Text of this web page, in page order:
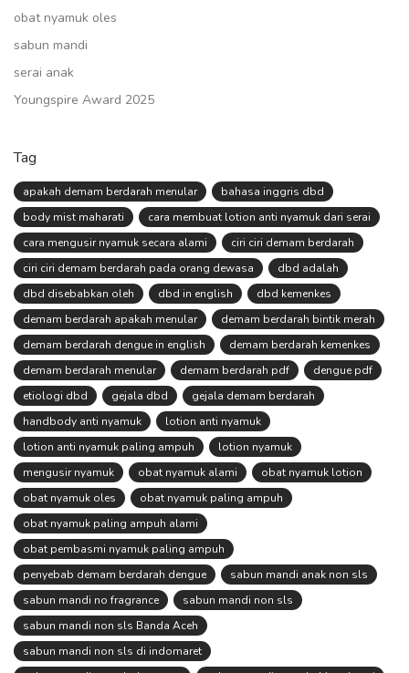
obat nyamuk oles
sabun mandi
serai anak
Youngspire Award 2025
Tag
apakah demam berdarah menular
bahasa inggris dbd
body mist maharati
cara membuat lotion anti nyamuk dari serai
cara mengusir nyamuk secara alami
ciri ciri demam berdarah
ciri ciri demam berdarah pada orang dewasa
dbd adalah
dbd disebabkan oleh
dbd in english
dbd kemenkes
demam berdarah apakah menular
demam berdarah bintik merah
demam berdarah dengue in english
demam berdarah kemenkes
demam berdarah menular
demam berdarah pdf
dengue pdf
etiologi dbd
gejala dbd
gejala demam berdarah
handbody anti nyamuk
lotion anti nyamuk
lotion anti nyamuk paling ampuh
lotion nyamuk
mengusir nyamuk
obat nyamuk alami
obat nyamuk lotion
obat nyamuk oles
obat nyamuk paling ampuh
obat nyamuk paling ampuh alami
obat pembasmi nyamuk paling ampuh
penyebab demam berdarah dengue
sabun mandi anak non sls
sabun mandi no fragrance
sabun mandi non sls
sabun mandi non sls Banda Aceh
sabun mandi non sls di indomaret